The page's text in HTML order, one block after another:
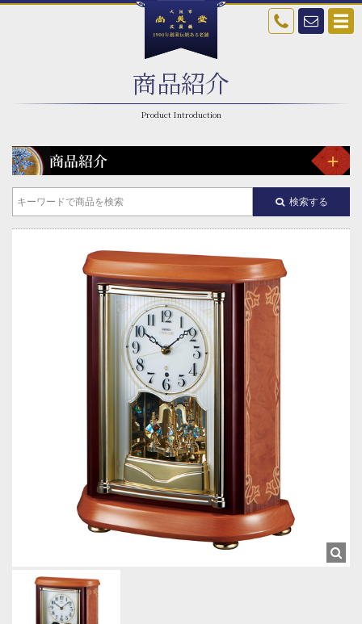
商品紹介
検索する